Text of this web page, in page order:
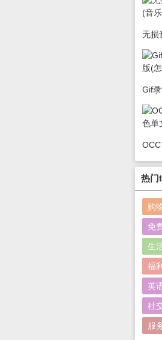
热门
购
免
生
福利
英
社
服